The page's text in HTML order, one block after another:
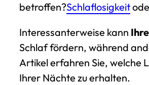
betroffen?Schlaflosigkeit
Interessanterweise kann
Schlaf fördern, während
Artikel erfahren Sie, welche
Ihrer Nächte zu erhalten.